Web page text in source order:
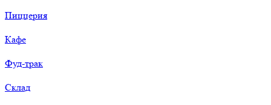
Пиццерия
Кафе
Фуд-трак
Склад